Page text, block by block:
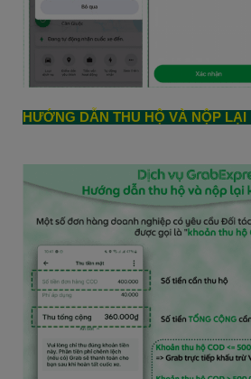
HƯỚNG DẪN THU HỘ VÀ NỘP LẠI